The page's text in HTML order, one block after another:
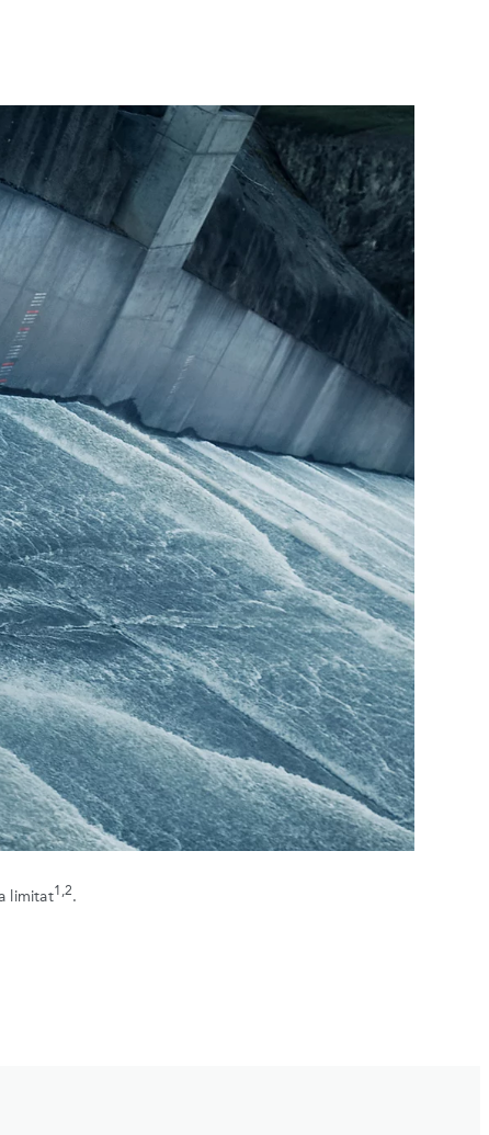
limitat1,2.